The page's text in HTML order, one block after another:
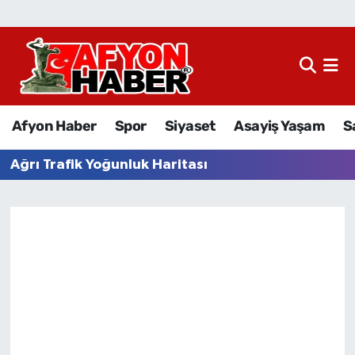
Afyon Haber Spor Siyaset Asayiş Yaşam
Ağrı Trafik Yoğunluk Haritası
Afyon Haber
Asayiş Yaşam